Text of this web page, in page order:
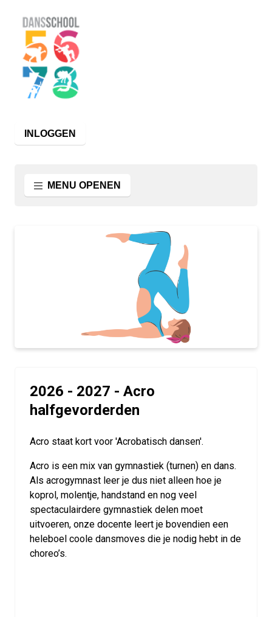
INLOGGEN
MENU OPENEN
2026 - 2027 - Acro
halfgevorderden
Acro staat kort voor 'Acrobatisch dansen'.
Acro is een mix van gymnastiek (turnen) en dans.
Als acrogymnast leer je dus niet alleen hoe je
koprol, molentje, handstand en nog veel
spectaculairdere gymnastiek delen moet
uitvoeren, onze docente leert je bovendien een
heleboel coole dansmoves die je nodig hebt in de
choreo’s.